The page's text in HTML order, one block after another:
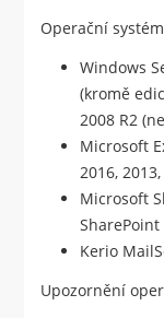
Operační
Windows
(kromě
2008 R2
Microsoft
2016,
Microsoft
Kerio
Upozornění